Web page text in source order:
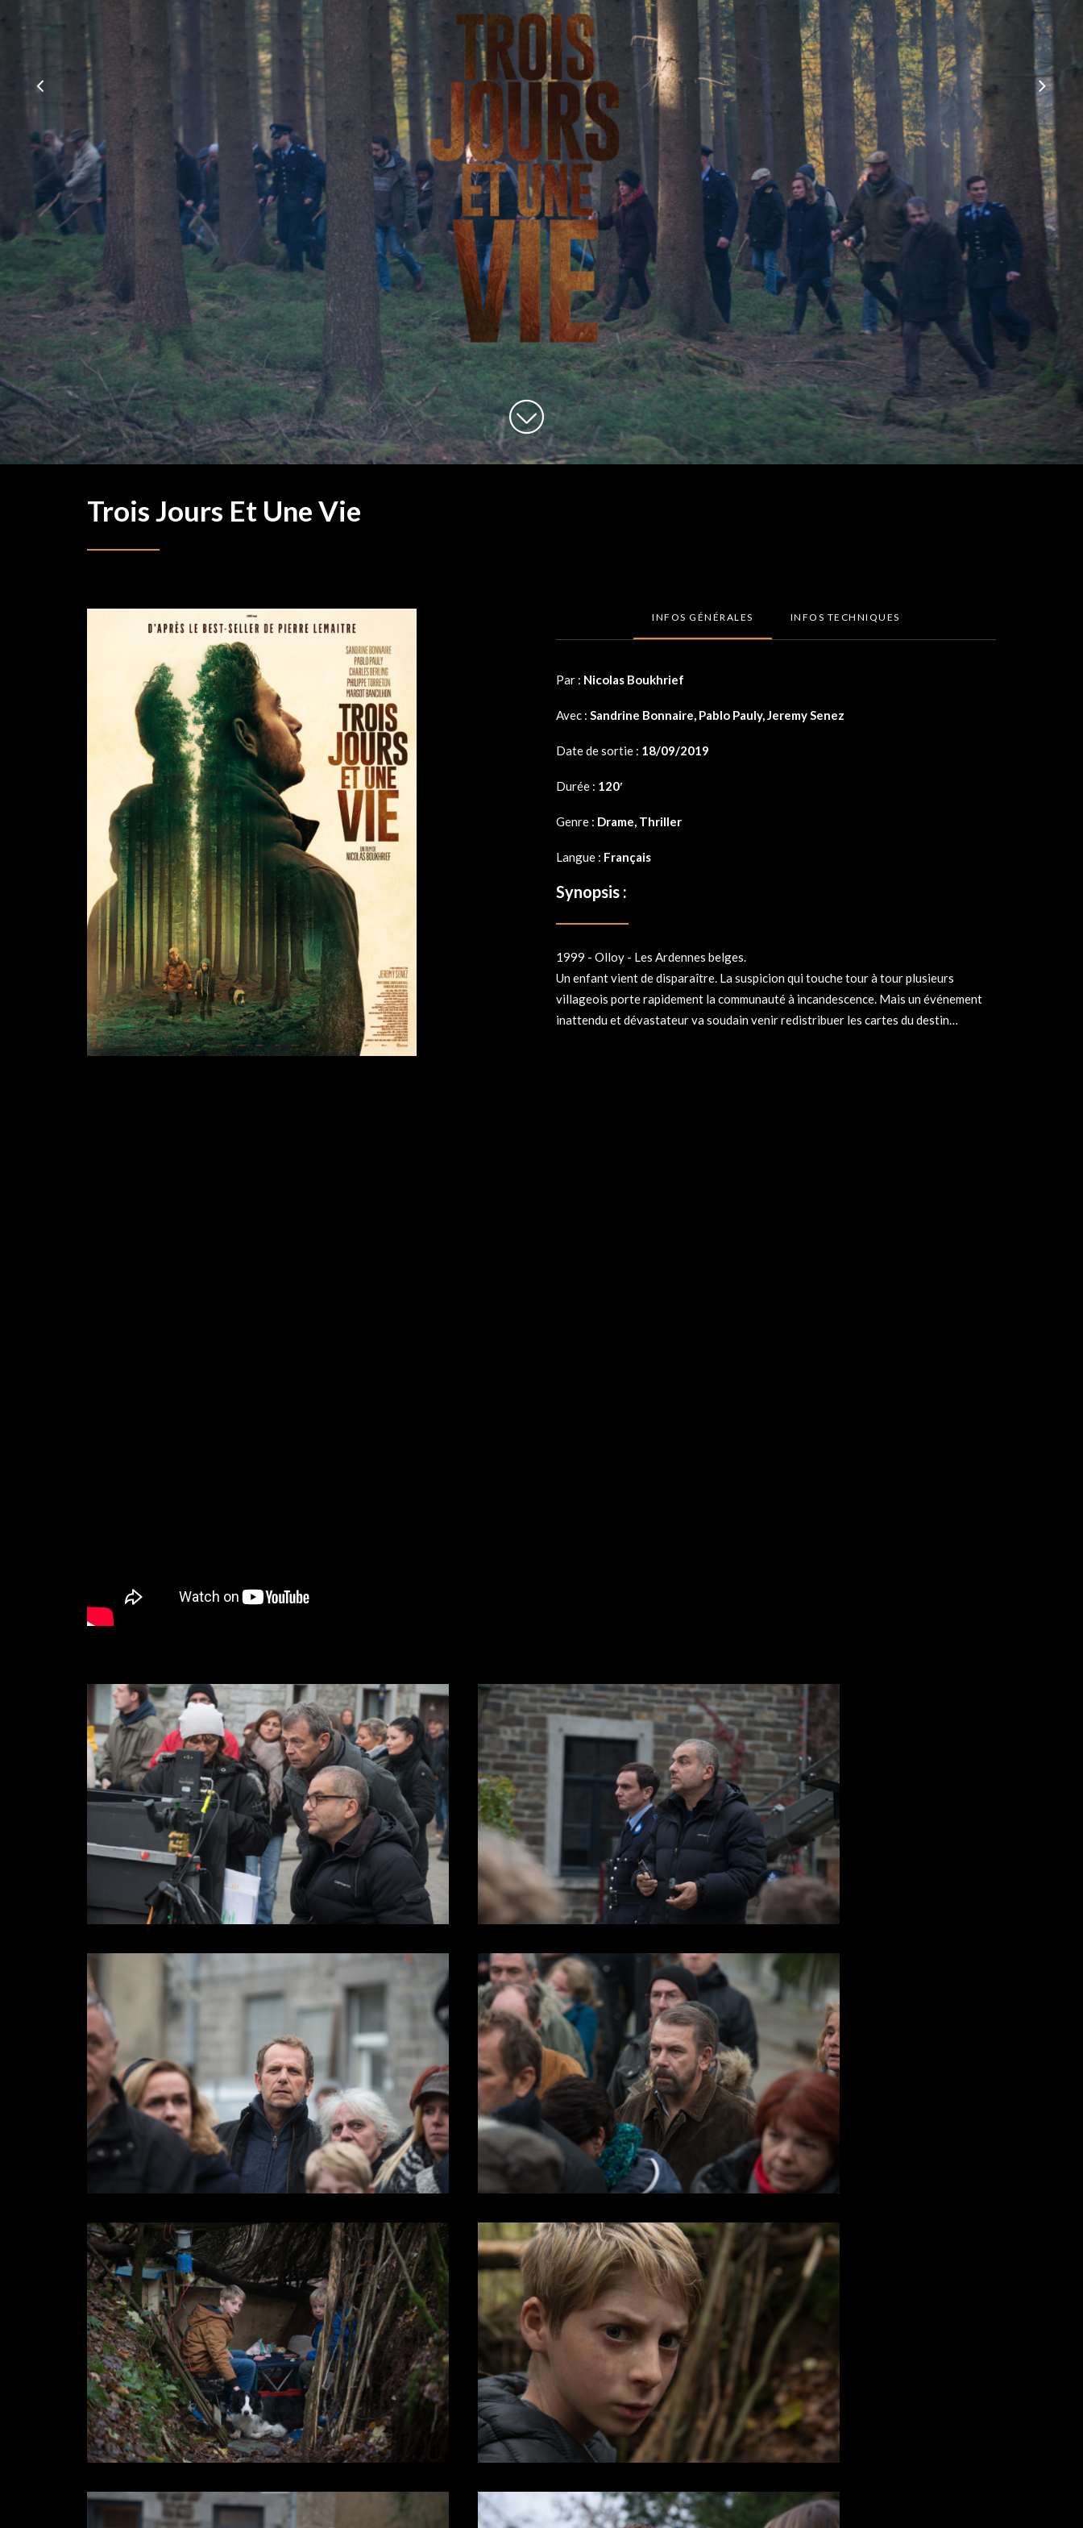
Trois Jours Et Une Vie
INFOS GÉNÉRALES INFOS TECHNIQUES
Par : Nicolas Boukhrief
Avec : Sandrine Bonnaire, Pablo Pauly, Jeremy Senez
Date de sortie : 18/09/2019
Durée : 120′
Genre : Drame, Thriller
Langue : Français
Synopsis :
1999 - Olloy - Les Ardennes belges.
Un enfant vient de disparaître. La suspicion qui touche tour à tour plusieurs
villageois porte rapidement la communauté à incandescence. Mais un événement
inattendu et dévastateur va soudain venir redistribuer les cartes du destin…